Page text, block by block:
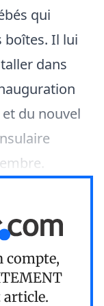
qui
boîtes. Il lui
dans
et du nouvel
compte,
article.